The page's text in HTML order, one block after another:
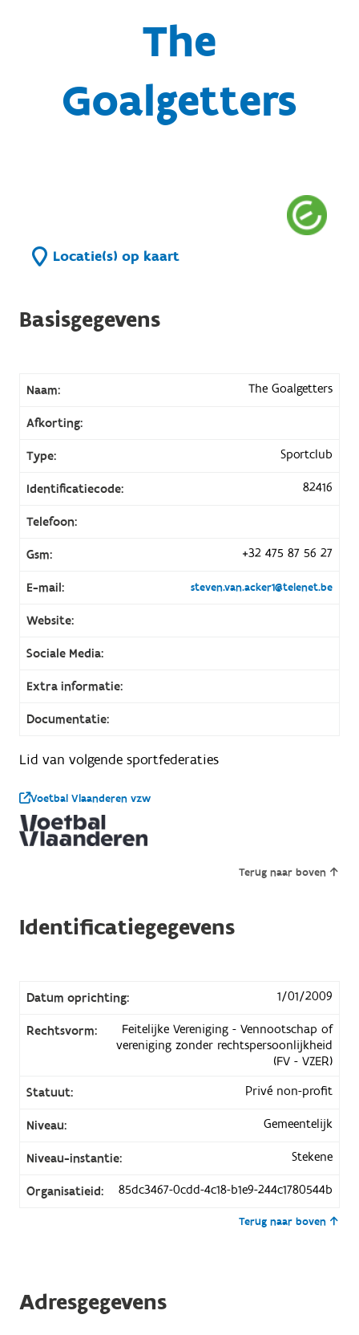
The
Goalgetters
Locatie(s) op kaart
Basisgegevens
Naam: The Goalgetters
Afkorting:
Type: Sportclub
Identificatiecode: 82416
Telefoon:
Gsm: +32 475 87 56 27
E-mail: steven.van.acker1@telenet.be
Website:
Sociale Media:
Extra informatie:
Documentatie:
Lid van volgende sportfederaties
Voetbal Vlaanderen vzw
Terug naar boven
Identificatiegegevens
Datum oprichting: 1/01/2009
Rechtsvorm:
Feitelijke Vereniging - Vennootschap of
vereniging zonder rechtspersoonlijkheid
(FV - VZER)
Statuut:
Privé non-profit
Niveau: Gemeentelijk
Niveau-instantie: Stekene
Organisatieid: 85dc3467-0cdd-4c18-b1e9-244c1780544b
Terug naar boven
Adresgegevens